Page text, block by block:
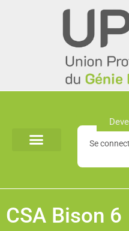
Se
CSA Bison 6